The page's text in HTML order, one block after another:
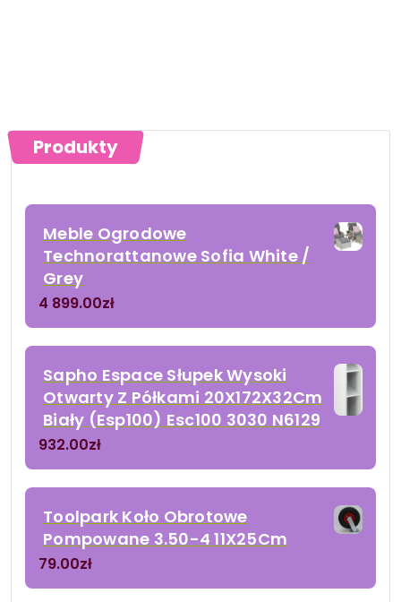
Produkty
Meble Ogrodowe
Technorattanowe Sofia White /
Grey
4 899.00zł
Sapho Espace Słupek Wysoki
Otwarty Z Półkami 20X172X32Cm
Biały (Esp100) Esc100 3030 N6129
932.00zł
Toolpark Koło Obrotowe
Pompowane 3.50-4 11X25Cm
79.00zł